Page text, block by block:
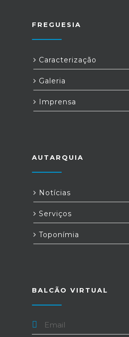
FREGUESIA
Caracterização
Galeria
Imprensa
AUTARQUIA
Notícias
Serviços
Toponímia
BALCÃO VIRTUAL